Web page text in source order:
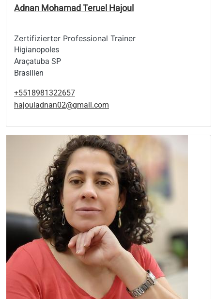
Adnan Mohamad Teruel Hajoul
Zertifizierter Professional Trainer
Higianopoles
Araçatuba SP
Brasilien
+5518981322657
hajouladnan02@gmail.com